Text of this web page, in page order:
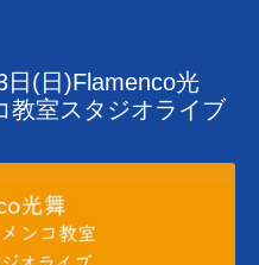
日(日)Flamenco光
室スタジオライブ